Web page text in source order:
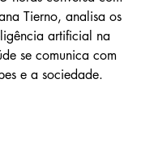
Tierno, analisa os
artificial na
se comunica com